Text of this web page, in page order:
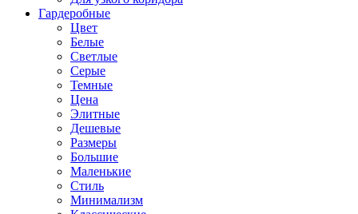
Гардеробные
Цвет
Белые
Светлые
Серые
Темные
Цена
Элитные
Дешевые
Размеры
Большие
Маленькие
Стиль
Минимализм